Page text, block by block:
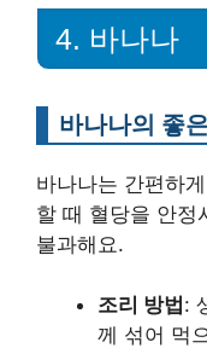
4. 바나나
바나나의 좋
바나나는 간편하
할 때 혈당을 안정
불과해요.
조리 방법 :
께 섞어 먹